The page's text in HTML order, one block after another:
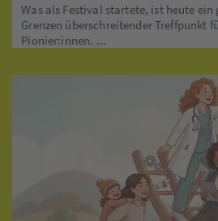
Was als Festival startete, ist heute
Grenzen überschreitender Treffpunkt
Pionier:innen. ...